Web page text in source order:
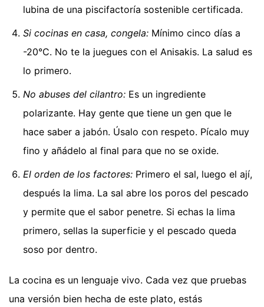
lubina de una piscifactoría sostenible certificada.
Si cocinas en casa, congela: Mínimo cinco días a
-20°C. No te la juegues con el Anisakis. La salud es
lo primero.
No abuses del cilantro: Es un ingrediente
polarizante. Hay gente que tiene un gen que le
hace saber a jabón. Úsalo con respeto. Pícalo muy
fino y añádelo al final para que no se oxide.
El orden de los factores: Primero el sal, luego el ají,
después la lima. La sal abre los poros del pescado
y permite que el sabor penetre. Si echas la lima
primero, sellas la superficie y el pescado queda
soso por dentro.
La cocina es un lenguaje vivo. Cada vez que pruebas
una versión bien hecha de este plato, estás